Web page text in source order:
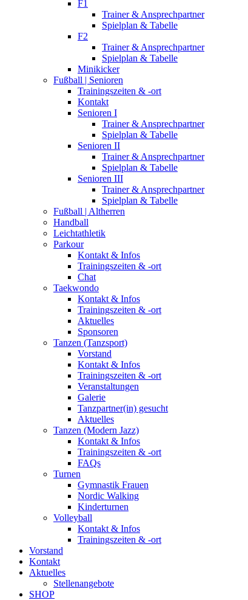
F1
Trainer & Ansprechpartner
Spielplan & Tabelle
F2
Trainer & Ansprechpartner
Spielplan & Tabelle
Minikicker
Fußball | Senioren
Trainingszeiten & -ort
Kontakt
Senioren I
Trainer & Ansprechpartner
Spielplan & Tabelle
Senioren II
Trainer & Ansprechpartner
Spielplan & Tabelle
Senioren III
Trainer & Ansprechpartner
Spielplan & Tabelle
Fußball | Altherren
Handball
Leichtathletik
Parkour
Kontakt & Infos
Trainingszeiten & -ort
Chat
Taekwondo
Kontakt & Infos
Trainingszeiten & -ort
Aktuelles
Sponsoren
Tanzen (Tanzsport)
Vorstand
Kontakt & Infos
Trainingszeiten & -ort
Veranstaltungen
Galerie
Tanzpartner(in) gesucht
Aktuelles
Tanzen (Modern Jazz)
Kontakt & Infos
Trainingszeiten & -ort
FAQs
Turnen
Gymnastik Frauen
Nordic Walking
Kinderturnen
Volleyball
Kontakt & Infos
Trainingszeiten & -ort
Vorstand
Kontakt
Aktuelles
Stellenangebote
SHOP